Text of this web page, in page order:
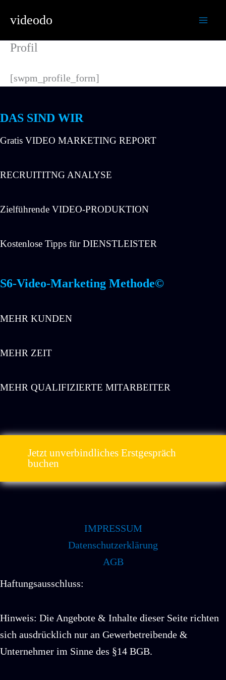
Inhalt
springen
videodo
Profil
[swpm_profile_form]
DAS SIND WIR
Gratis VIDEO MARKETING REPORT
RECRUITITNG ANALYSE
Zielführende VIDEO-PRODUKTION
Kostenlose Tipps für DIENSTLEISTER
S6-Video-Marketing Methode©
MEHR KUNDEN
MEHR ZEIT
MEHR QUALIFIZIERTE MITARBEITER
Jetzt unverbindliches Erstgespräch
buchen
IMPRESSUM
Datenschutzerklärung
AGB
Haftungsausschluss:
Hinweis: Die Angebote & Inhalte dieser Seite richten
sich ausdrücklich nur an Gewerbetreibende &
Unternehmer im Sinne des §14 BGB.